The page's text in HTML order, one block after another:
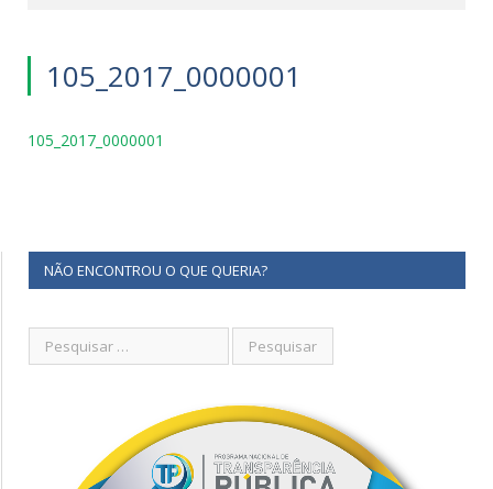
105_2017_0000001
105_2017_0000001
NÃO ENCONTROU O QUE QUERIA?